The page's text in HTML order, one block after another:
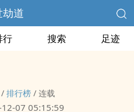
道
行 搜索 足迹
/ 排行榜 / 连载
07 05:15:59